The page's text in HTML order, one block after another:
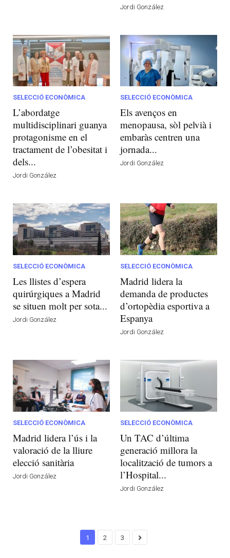
Jordi González
SELECCIÓ ECONÒMICA
L’abordatge
multidisciplinari guanya
protagonisme en el
tractament de l’obesitat i
dels...
Jordi González
SELECCIÓ ECONÒMICA
Els avenços en
menopausa, sòl pelvià i
embaràs centren una
jornada...
Jordi González
SELECCIÓ ECONÒMICA
Les llistes d’espera
quirúrgiques a Madrid
se situen molt per sota...
Jordi González
SELECCIÓ ECONÒMICA
Madrid lidera la
demanda de productes
d’ortopèdia esportiva a
Espanya
Jordi González
SELECCIÓ ECONÒMICA
Madrid lidera l’ús i la
valoració de la lliure
elecció sanitària
Jordi González
SELECCIÓ ECONÒMICA
Un TAC d’última
generació millora la
localització de tumors a
l’Hospital...
Jordi González
1 2 3